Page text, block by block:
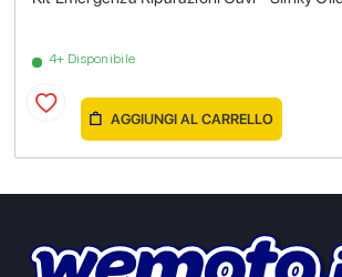
4+ Disponibile
AGGIUNGI AL CARRELLO